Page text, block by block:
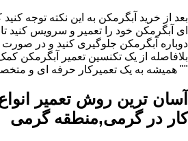
بعد از خرید آبگرمکن به این نکته توجه
ای آبگرمکن خود را تعمیر و سرویس کنید
دوباره آبگرمکن جلوگیری کنید و در
بلافاصله از یک تکنسین تعمیر آبگرمکن
"" همیشه به یک تعمیرکار حرفه ای و
آسان ترین روش تعمیر
کار در گرمی,منطقه گرمی